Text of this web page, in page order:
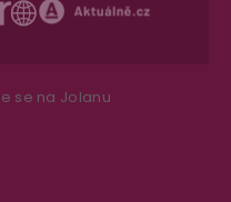
se na Jolanu